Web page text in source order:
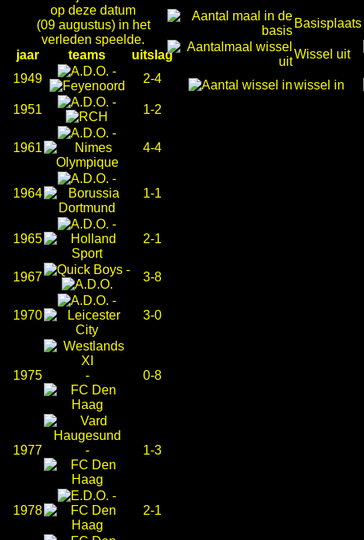
op deze datum
(09 augustus) in het
verleden speelde.
jaar
teams
uitslag
1949
-
2-4
1951
-
1-2
1961
-
4-4
1964
-
1-1
1965
-
2-1
1967
-
3-8
1970
-
3-0
1975 - 0-8
1977 - 1-3
1978
-
2-1
Basisplaats
Wissel uit
wissel in